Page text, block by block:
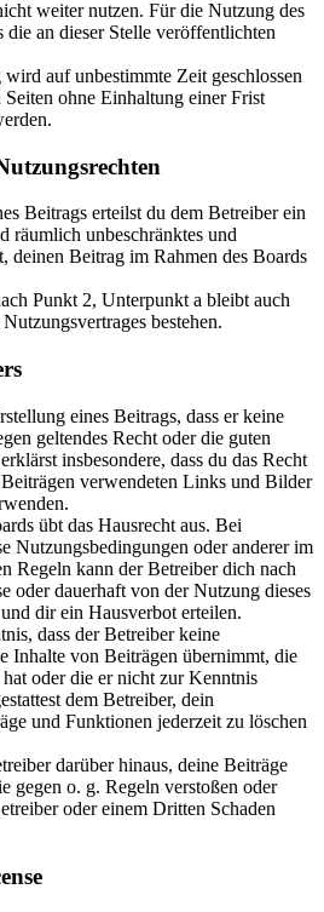
weiter nutzen. Für die Nutzung des
die an dieser Stelle veröffentlichten
auf unbestimmte Zeit geschlossen
ohne Einhaltung einer Frist
Beitrags erteilst du dem Betreiber ein
räumlich unbeschränktes und
deinen Beitrag im Rahmen des Boards
Punkt 2, Unterpunkt a bleibt auch
bestehen.
eines Beitrags, dass er keine
geltendes Recht oder die guten
insbesondere, dass du das Recht
verwendeten Links und Bilder
übt das Hausrecht aus. Bei
Nutzungsbedingungen oder anderer im
Regeln kann der Betreiber dich nach
oder dauerhaft von der Nutzung dieses
dir ein Hausverbot erteilen.
dass der Betreiber keine
Inhalte von Beiträgen übernimmt, die
oder die er nicht zur Kenntnis
dem Betreiber, dein
und Funktionen jederzeit zu löschen
darüber hinaus, deine Beiträge
gegen o. g. Regeln verstoßen oder
oder einem Dritten Schaden